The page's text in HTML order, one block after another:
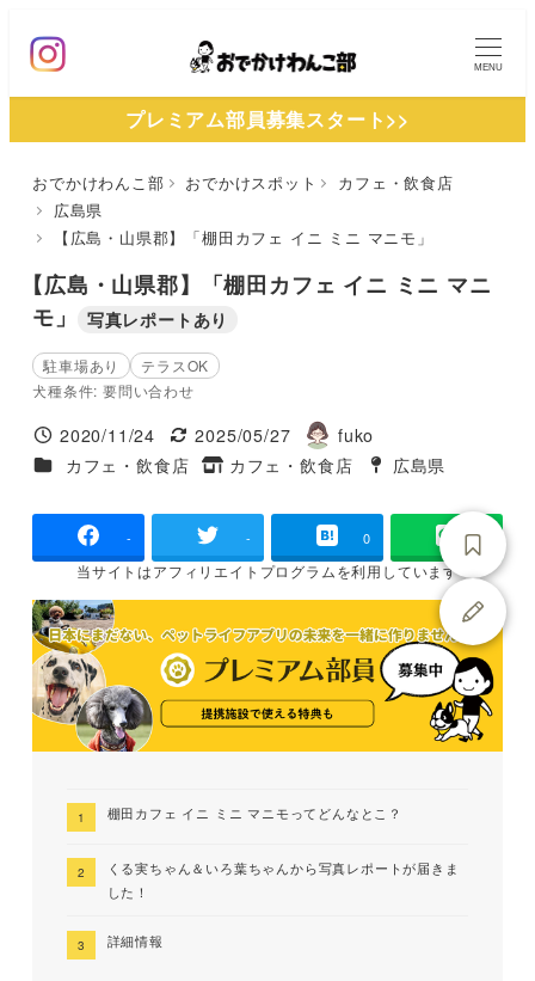
ン
MENU
プレミアム部員募集スタート>>
おでかけわんこ部 おでかけスポット
カフェ・飲食店
広島県
【広島・山県郡】「棚田カフェ イニ ミニ マニモ」
【広島・山県郡】「棚田カフェ イニ ミニ マニ
モ」
写真レポートあり
駐車場あり
テラスOK
犬種条件: 要問い合わせ
投稿日
2020/11/24
更新日
2025/05/27
著
者
fuko
施設ジャンル
カフェ・飲食店
タグ
カフェ・飲食店
タグ
広島県
- - 0
当サイトはアフィリエイトプログラムを利用しています
棚田カフェ イニ ミニ マニモってどんなとこ？
くる実ちゃん＆いろ葉ちゃんから写真レポートが届きま
した！
詳細情報